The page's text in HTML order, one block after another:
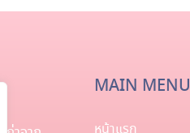
MAIN MENU